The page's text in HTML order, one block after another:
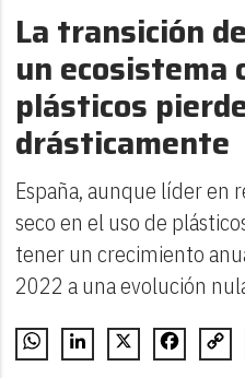
La transición
un ecosistema
plásticos
drásticamente
España, aunque líder en
seco en el uso de
tener un crecimiento
2022 a una evolución
WhatsAppLinkedIn
X FacebookCopy